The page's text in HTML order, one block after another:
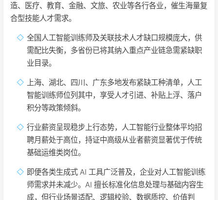
造、医疗、教育、金融、文旅、农业等各行各业，催生海量复
合型技能人才需求。
全国人工智能训练师及关联技术人才缺口规模庞大，供
需配比失衡，多省份已将其纳入重点产业链急需紧缺职
业目录。
上海、湖北、四川、广东多地发布紧缺工种清单，人工
智能训练师位列其中，享受人才引进、补贴上浮、落户
积分等政策倾斜。
行业薪资呈现稳步上行态势，人工智能行业整体平均招
聘月薪处于高位，持证中高级从业者薪资显著优于传统
基础运维类岗位。
即便各类生成式 AI 工具广泛普及，企业对人工智能训练
师需求并未减少。AI 擅长标准化信息处理与基础内容生
成，但行业场景适配、逻辑校验、数据质控、价值判